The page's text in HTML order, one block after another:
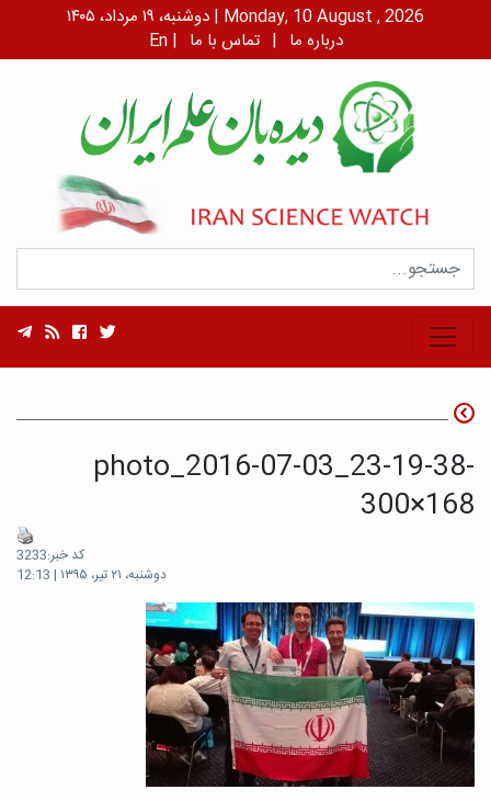
دوشنبه، ۱۹ مرداد، ۱۴۰۵ | Monday, 10 August , 2026
En | درباره ما | تماس با ما
photo_2016-07-03_23-19-38-
300×168
کد خبر:3233
دوشنبه، ۲۱ تیر، ۱۳۹۵ | 12:13